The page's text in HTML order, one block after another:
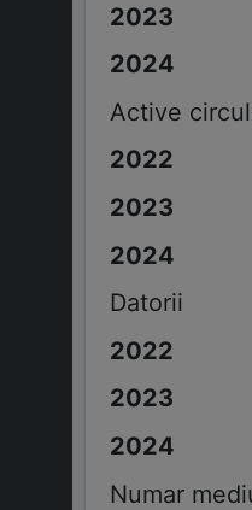
Active
Datorii
Numar